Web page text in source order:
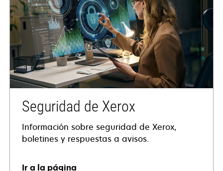
Seguridad de Xerox
Información sobre seguridad de Xerox,
boletines y respuestas a avisos.
Ir a la página